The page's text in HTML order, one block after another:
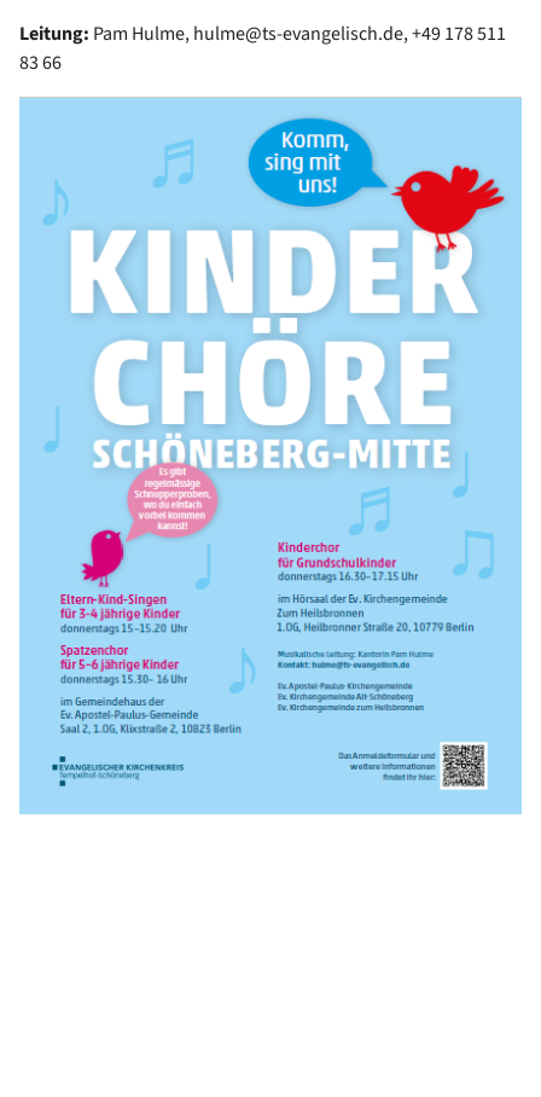
Leitung: Pam Hulme, hulme@ts-evangelisch.de, +49 178 511
83 66